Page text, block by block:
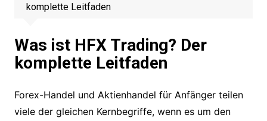
komplette Leitfaden
Was ist HFX Trading? Der
komplette Leitfaden
Forex-Handel und Aktienhandel für Anfänger teilen
viele der gleichen Kernbegriffe, wenn es um den